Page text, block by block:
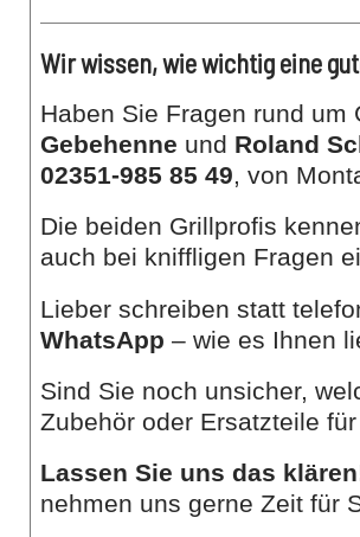
Wir wissen, wie wichtig eine
Haben Sie Fragen rund
Gebehenne und Roland
02351-985 85 49, von
Die beiden Grillprofis
auch bei kniffligen Fragen
Lieber schreiben statt
WhatsApp – wie es Ihnen
Sind Sie noch unsicher,
Zubehör oder Ersatzteile
Lassen Sie uns das
nehmen uns gerne Zeit für